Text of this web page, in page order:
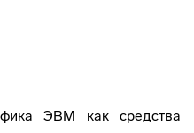
ЭВМ как средства